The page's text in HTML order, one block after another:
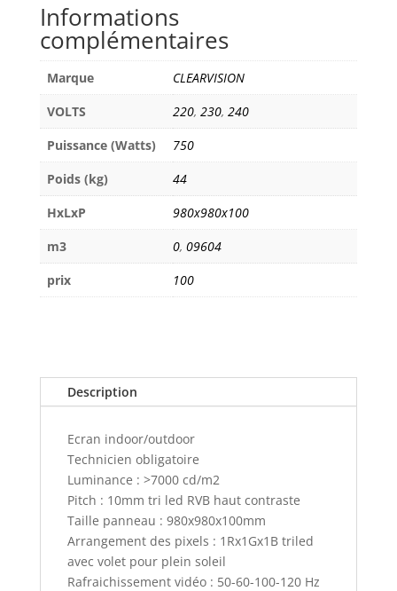
10
Informations
complémentaires
Marque
CLEARVISION
VOLTS
220, 230, 240
Puissance (Watts)
750
Poids (kg)
44
HxLxP
980x980x100
m3
0, 09604
prix
100
Description
Ecran indoor/outdoor
Technicien obligatoire
Luminance : >7000 cd/m2
Pitch : 10mm tri led RVB haut contraste
Taille panneau : 980x980x100mm
Arrangement des pixels : 1Rx1Gx1B triled
avec volet pour plein soleil
Rafraichissement vidéo : 50-60-100-120 Hz